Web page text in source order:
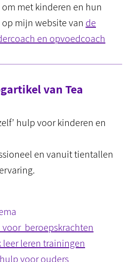
met kinderen en hun
mijn website van de
en opvoedcoach
van Tea
hulp voor kinderen en
en vanuit tientallen
beroepskrachten
leer leren trainingen
voor ouders